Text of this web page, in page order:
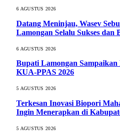
6 AGUSTUS 2026
Datang Meninjau, Wasev
Lamongan Selalu Sukses dan
6 AGUSTUS 2026
Bupati Lamongan Sampaikan
KUA-PPAS 2026
5 AGUSTUS 2026
Terkesan Inovasi Biopori
Ingin Menerapkan di
5 AGUSTUS 2026